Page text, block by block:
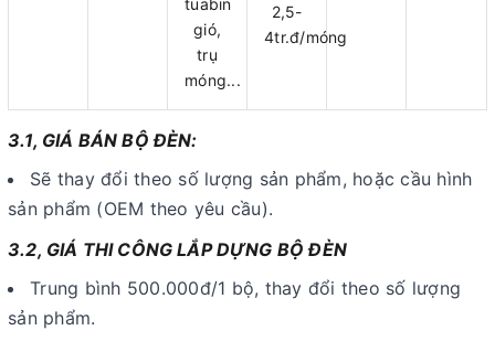
tuabin
gió,
trụ
móng...
2,5-
4tr.đ/móng
3.1, GIÁ BÁN BỘ ĐÈN:
Sẽ thay đổi theo số lượng sản phẩm, hoặc cầu hình
sản phẩm (OEM theo yêu cầu).
3.2, GIÁ THI CÔNG LẮP DỰNG BỘ ĐÈN
Trung bình 500.000đ/1 bộ, thay đổi theo số lượng
sản phẩm.